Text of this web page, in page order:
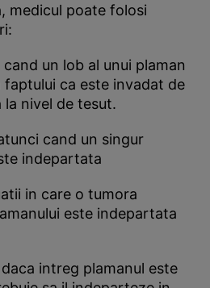
medicul poate folosi
un lob al unui plaman
ca este invadat de
la nivel de tesut.
cand un singur
indepartata
in care o tumora
este indepartata
intreg plamanul este